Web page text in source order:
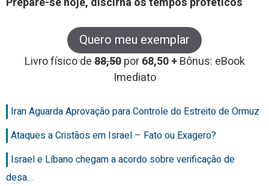
Quero meu exemplar
Livro físico de88,50 por68,50 +Bônus: eBook
Imediato
Iran Aguarda Aprovação para Controle do Estreito de Ormuz
Ataques a Cristãos em Israel – Fato ou Exagero?
Israel e Líbano chegam a acordo sobre verificação de
desa…